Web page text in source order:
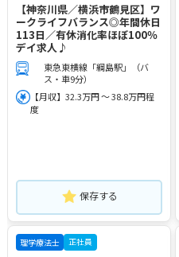
【神奈川県／横浜市鶴見区】ワ
ークライフバランス◎年間休日
113日／有休消化率ほぼ100％
デイ求人♪
東急東横線「綱島駅」（バ
ス・車9分）
【月収】32.3万円 ～ 38.8万円程
度
保存する
理学療法士 正社員